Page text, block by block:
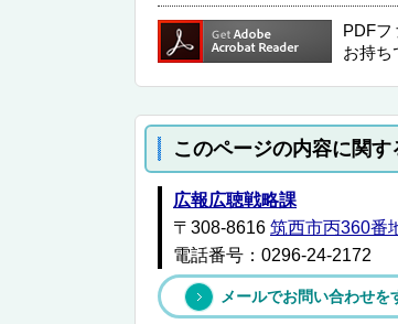
PDFフ
お持ち
このページの内容に関
広報広聴戦略課
〒308-8616 筑西市丙360番
電話番号：0296-24-2172
メールでお問い合わせを